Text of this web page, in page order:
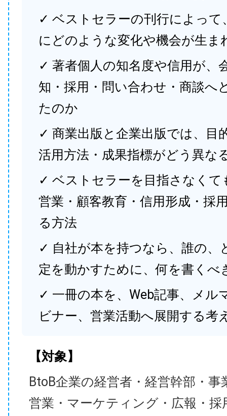
✓ ベストセラーの刊行によって
にどのような変化や機会が生ま
✓ 著者個人の知名度や信用が、
知・採用・問い合わせ・商談へ
たのか
✓ 商業出版と企業出版では、目
活用方法・成果指標がどう異な
✓ ベストセラーを目指さなくて
営業・顧客教育・信用形成・採
る方法
✓ 自社が本を持つなら、誰の、
定を動かすために、何を書くべ
✓ 一冊の本を、Web記事、メル
ビナー、営業活動へ展開する考
【対象】
BtoB企業の経営者・経営幹部・事
営業・マーケティング・広報・採